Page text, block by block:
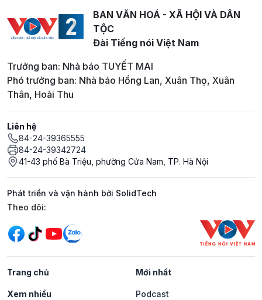
BAN VĂN HOÁ - XÃ HỘI VÀ DÂN
TỘC
Đài Tiếng nói Việt Nam
Trưởng ban: Nhà báo TUYẾT MAI
Phó trưởng ban: Nhà báo Hồng Lan, Xuân Thọ, Xuân
Thân, Hoài Thu
Liên hệ
84-24-39365555
84-24-39342724
41-43 phố Bà Triệu, phường Cửa Nam, TP. Hà Nội
Phát triển và vận hành bởi SolidTech
Mạng xã hội
Theo dõi:
Trang chủ Mới nhất
Xem nhiều Podcast